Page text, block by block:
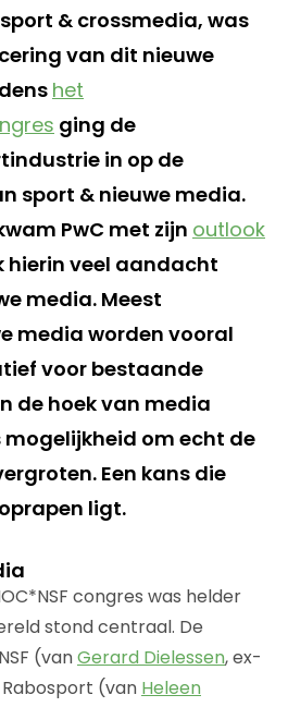
& crossmedia, was
van dit nieuwe
het
ging de
in op de
sport & nieuwe media.
PwC met zijn outlook
hierin veel aandacht
media. Meest
media worden vooral
voor bestaande
de hoek van media
om echt de
Een kans die
ligt.
congres was helder
stond centraal. De
(vanGerard Dielessen, ex-
(van Heleen